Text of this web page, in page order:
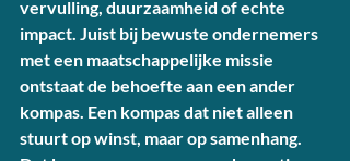
vervulling, duurzaamheid of echte
impact. Juist bij bewuste ondernemers
met een maatschappelijke missie
ontstaat de behoefte aan een ander
kompas. Een kompas dat niet alleen
stuurt op winst, maar op samenhang.